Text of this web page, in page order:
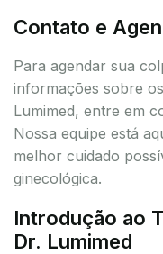
Contato e
Para agendar sua
informações sobre
Lumimed, entre em
Nossa equipe está
melhor cuidado
ginecológica.
Introdução ao
Dr. Lumimed